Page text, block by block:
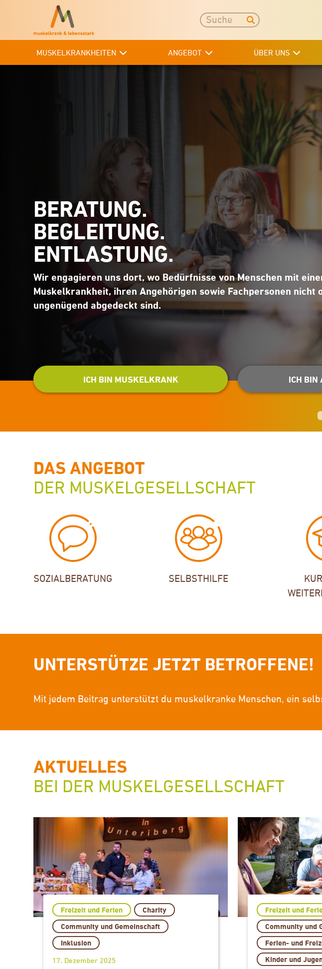
MUSKELKRANKHEITEN ANGEBOT ÜBER UNS
BERATUNG.
BEGLEITUNG.
ENTLASTUNG.
Wir engagieren uns dort, wo Bedürfnisse von Menschen mit
Muskelkrankheit, ihren Angehörigen sowie Fachpersonen nicht
ungenügend abgedeckt sind.
ICH BIN MUSKELKRANK ICH BIN
DAS ANGEBOT
DER MUSKELGESELLSCHAFT
SOZIALBERATUNG SELBSTHILFE
UNTERSTÜTZE JETZT BETROFFENE!
Mit jedem Beitrag unterstützt du muskelkranke Menschen, ein
AKTUELLES
BEI DER MUSKELGESELLSCHAFT
Freizeit und Ferien Charity
Community und Gemeinschaft
Inklusion
17. Dezember 2025
Freizeit und
Community und
Ferien- und
Kinder und